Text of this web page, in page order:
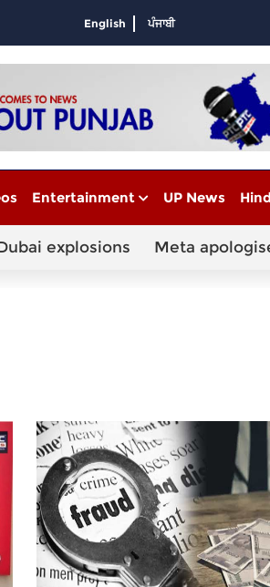
English ਪੰਜਾਬੀ
Entertainment UP News
explosions Meta